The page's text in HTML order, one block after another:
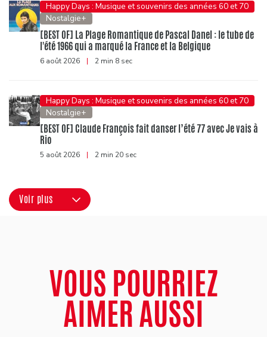
Happy Days : Musique et souvenirs des années 60 et 70
Nostalgie+
[BEST OF] La Plage Romantique de Pascal Danel : le tube de
l'été 1966 qui a marqué la France et la Belgique
6 août 2026 | 2 min 8 sec
Happy Days : Musique et souvenirs des années 60 et 70
Nostalgie+
[BEST OF] Claude François fait danser l’été 77 avec Je vais à
Rio
5 août 2026 | 2 min 20 sec
Voir plus
VOUS POURRIEZ
AIMER AUSSI